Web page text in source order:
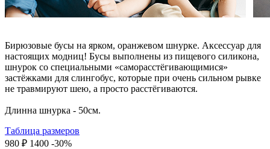
Бирюзовые бусы на ярком, оранжевом шнурке. Аксессуар для
настоящих модниц! Бусы выполнены из пищевого силикона,
шнурок со специальными «саморасстёгивающимися»
застёжками для слингобус, которые при очень сильном рывке
не травмируют шею, а просто расстёгиваются.
Длинна шнурка - 50см.
Таблица размеров
980 ₽ 1400 -30%